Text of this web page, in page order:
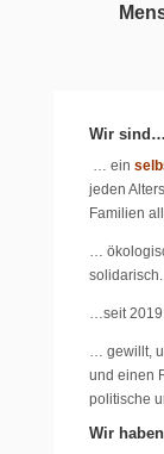
Wir sind…
… ein s
jeden
Familien
…
solidarisch.
…seit
… gewillt,
und einen
politische
Wir